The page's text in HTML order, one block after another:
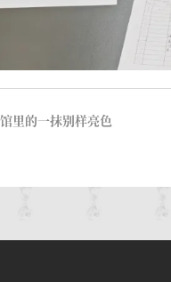
里的一抹别样亮色